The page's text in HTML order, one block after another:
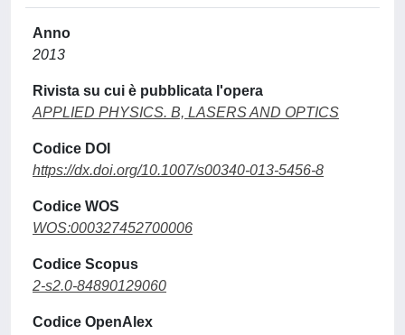
Anno
2013
Rivista su cui è pubblicata l'opera
APPLIED PHYSICS. B, LASERS AND OPTICS
Codice DOI
https://dx.doi.org/10.1007/s00340-013-5456-8
Codice WOS
WOS:000327452700006
Codice Scopus
2-s2.0-84890129060
Codice OpenAlex